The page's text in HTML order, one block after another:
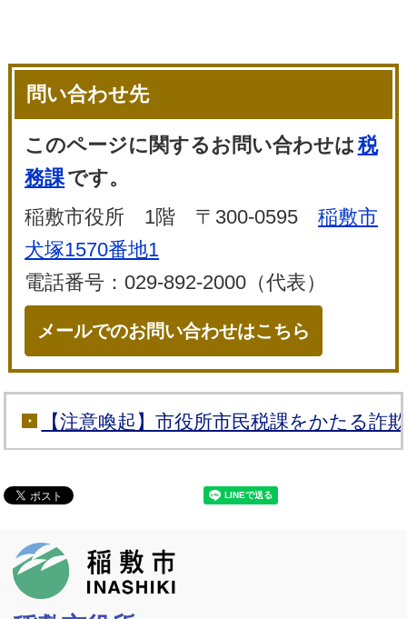
問い合わせ先
このページに関するお問い合わせは 税
務課です。
稲敷市役所 1階 〒300-0595稲敷市
犬塚1570番地1
電話番号：029-892-2000（代表）
メールでのお問い合わせはこちら
【注意喚起】市役所市民税課をかたる詐